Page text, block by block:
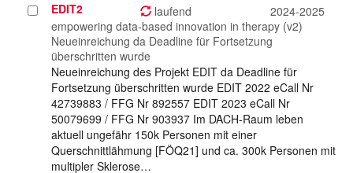
Projekt
auswählen
EDIT2 laufend
2024-2025
empowering data-based innovation in therapy (v2)
Neueinreichung da Deadline für Fortsetzung
überschritten wurde
Neueinreichung des Projekt EDIT da Deadline für
Fortsetzung überschritten wurde EDIT 2022 eCall Nr
42739883 / FFG Nr 892557 EDIT 2023 eCall Nr
50079699 / FFG Nr 903937 Im DACH-Raum leben
aktuell ungefähr 150k Personen mit einer
Querschnittlähmung [FÖQ21] und ca. 300k Personen mit
multipler Sklerose…